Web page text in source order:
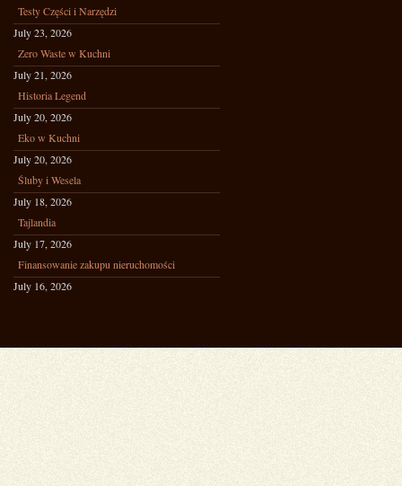
Testy Części i Narzędzi
July 23, 2026
Zero Waste w Kuchni
July 21, 2026
Historia Legend
July 20, 2026
Eko w Kuchni
July 20, 2026
Śluby i Wesela
July 18, 2026
Tajlandia
July 17, 2026
Finansowanie zakupu nieruchomości
July 16, 2026